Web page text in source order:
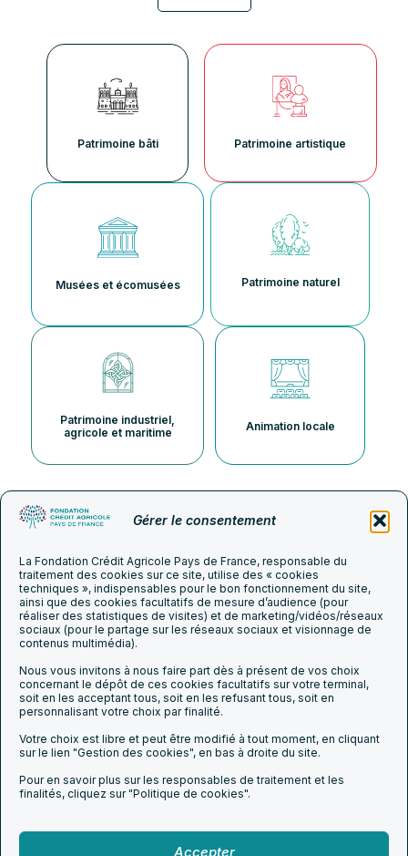
Gérer le consentement
La Fondation Crédit Agricole Pays de France, responsable du
traitement des cookies sur ce site, utilise des « cookies
techniques », indispensables pour le bon fonctionnement du site,
ainsi que des cookies facultatifs de mesure d’audience (pour
réaliser des statistiques de visites) et de marketing/vidéos/réseaux
sociaux (pour le partage sur les réseaux sociaux et visionnage de
contenus multimédia).
Nous vous invitons à nous faire part dès à présent de vos choix
concernant le dépôt de ces cookies facultatifs sur votre terminal,
soit en les acceptant tous, soit en les refusant tous, soit en
personnalisant votre choix par finalité.
Votre choix est libre et peut être modifié à tout moment, en cliquant
sur le lien "Gestion des cookies", en bas à droite du site.
Pour en savoir plus sur les responsables de traitement et les
finalités, cliquez sur "Politique de cookies".
Accepter
Patrimoine bâti Patrimoine artistique
Musées et écomusées Patrimoine naturel
Patrimoine industriel,
agricole et maritime
Animation locale
S’engager en faveur du patrimoine culturel
Suivez-
réseaux
Agir chaque jour
dans l’intérêt de
nos clients et de
la société.
L’actualité du
S’engager
chacun